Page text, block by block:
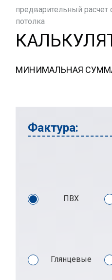
предварительный расчет
потолка
МИНИМАЛЬНАЯ СУММА
Фактура:
ПВХ
Глянцевые